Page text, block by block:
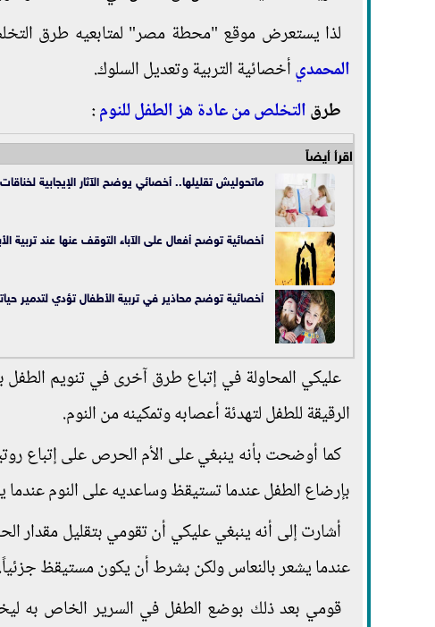
لذا يستعرض موقع "محطة مصر" لمتابعيه طرق
المحمديأخصائية التربية وتعديل السلوك.
طرقالتخلص من عادة هز الطفل للنوم:
اقرأ أيضاً
ماتحوليش تقليلها.. أخصائي يوضح الآثار الإيجابية
أخصائية توضح أفعال على الآباء التوقف عنها عند تربية
أخصائية توضح محاذير في تربية الأطفال تؤدي لتدمير
عليكي المحاولة في إتباع طرق آخرى في تنويم
الرقيقة للطفل لتهدئة أعصابه وتمكينه من النوم.
كما أوضحت بأنه ينبغي على الأم الحرص على إتباع
بإرضاع الطفل عندما تستيقظ وساعديه على النوم
أشارت إلى أنه ينبغي عليكي أن تقومي بتقليل مقدار
عندما يشعر بالنعاس ولكن بشرط أن يكون مستيقظ جزئياً.
قومي بعد ذلك بوضع الطفل في السرير الخاص به